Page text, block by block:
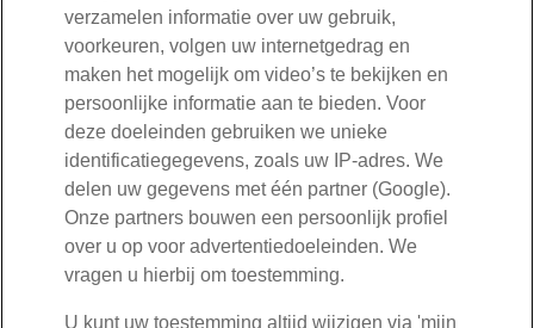
Volg ons
Openingstijden:
maandag tot en met vrijdag van 08:30 tot 17:00 uur
verzamelen informatie over uw gebruik,
voorkeuren, volgen uw internetgedrag en
maken het mogelijk om video’s te bekijken en
persoonlijke informatie aan te bieden. Voor
deze doeleinden gebruiken we unieke
identificatiegegevens, zoals uw IP-adres. We
delen uw gegevens met één partner (Google).
Onze partners bouwen een persoonlijk profiel
over u op voor advertentiedoeleinden. We
vragen u hierbij om toestemming.
U kunt uw toestemming altijd wijzigen via 'mijn